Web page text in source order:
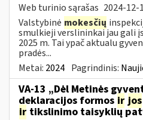
Web turinio sąrašas 2024-12-
Valstybinė mokesčių
smulkieji verslininkai jau gali
2025 m. Tai ypač aktualu
pradės...
Metai: 2024 Pagrindinis:
VA-13 „Dėl Metinės
deklaracijos formos ir jos
ir tikslinimo taisyklių